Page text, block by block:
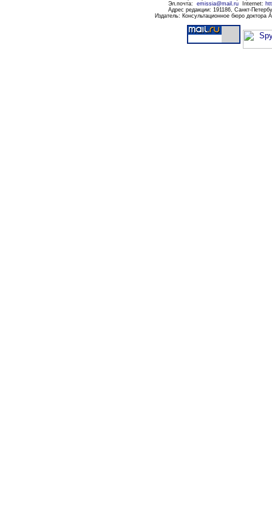
Эл.почта: emissia@mail.ru Internet:
Адрес редакции: 191186, Санкт-
Издатель: Консультационное бюро доктора